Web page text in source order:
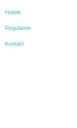
Hotele
Regulamin
Kontakt